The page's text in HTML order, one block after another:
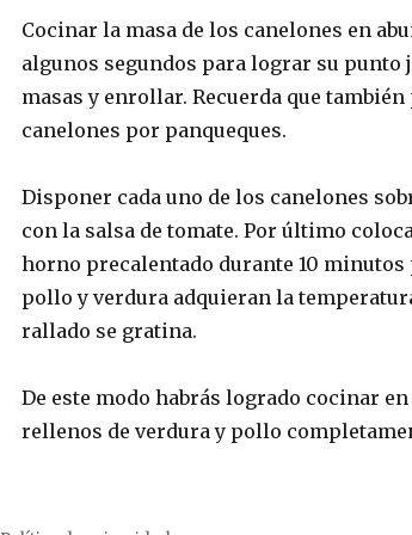
Cocinar la masa de los canelones en
algunos segundos para lograr su punto
masas y enrollar. Recuerda que
canelones por panqueques.
Disponer cada uno de los canelones
con la salsa de tomate. Por último
horno precalentado durante 10
pollo y verdura adquieran la
rallado se gratina.
De este modo habrás logrado cocinar
rellenos de verdura y pollo